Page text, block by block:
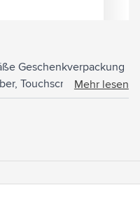
Geschenkverpackung
Touchscreen-Stifte
Schreibgerät.
Mehr lesen